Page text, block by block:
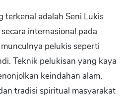
terkenal adalah Seni Lukis
internasional pada
pelukis seperti
Teknik pelukisan yang kaya
keindahan alam,
tradisi spiritual masyarakat